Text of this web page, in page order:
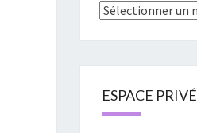
Archives
ESPACE PRIVÉ